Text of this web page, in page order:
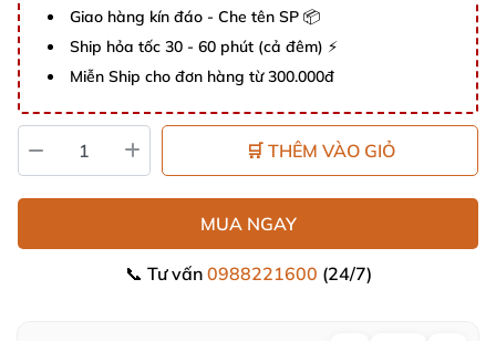
Giao hàng kín đáo - Che tên SP 📦
Ship hỏa tốc 30 - 60 phút (cả đêm) ⚡
Miễn Ship cho đơn hàng từ 300.000đ
🛒 THÊM VÀO GIỎ
MUA NGAY
📞 Tư vấn 0988221600 (24/7)